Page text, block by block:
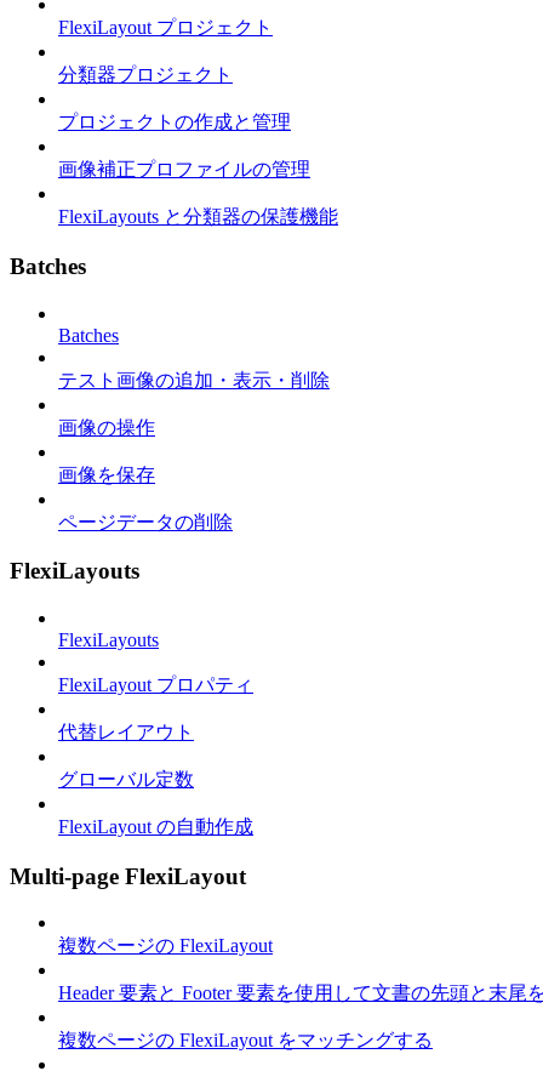
FlexiLayout プロジェクト
分類器プロジェクト
プロジェクトの作成と管理
画像補正プロファイルの管理
FlexiLayouts と分類器の保護機能
Batches
Batches
テスト画像の追加・表示・削除
画像の操作
画像を保存
ページデータの削除
FlexiLayouts
FlexiLayouts
FlexiLayout プロパティ
代替レイアウト
グローバル定数
FlexiLayout の自動作成
Multi-page FlexiLayout
複数ページの FlexiLayout
Header 要素と Footer 要素を使用して文書の先頭と末尾
複数ページの FlexiLayout をマッチングする